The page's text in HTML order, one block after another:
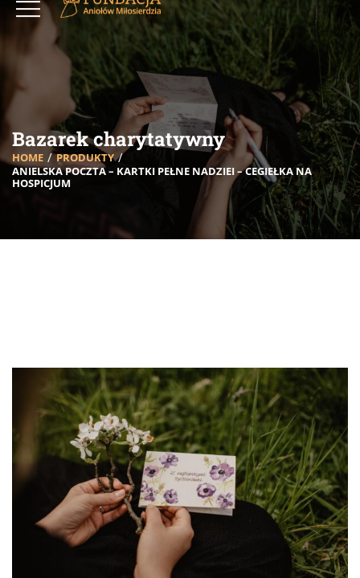
Bazarek charytatywny
HOME
PRODUKTY
ANIELSKA POCZTA – KARTKI PEŁNE NADZIEI – CEGIEŁKA NA
HOSPICJUM